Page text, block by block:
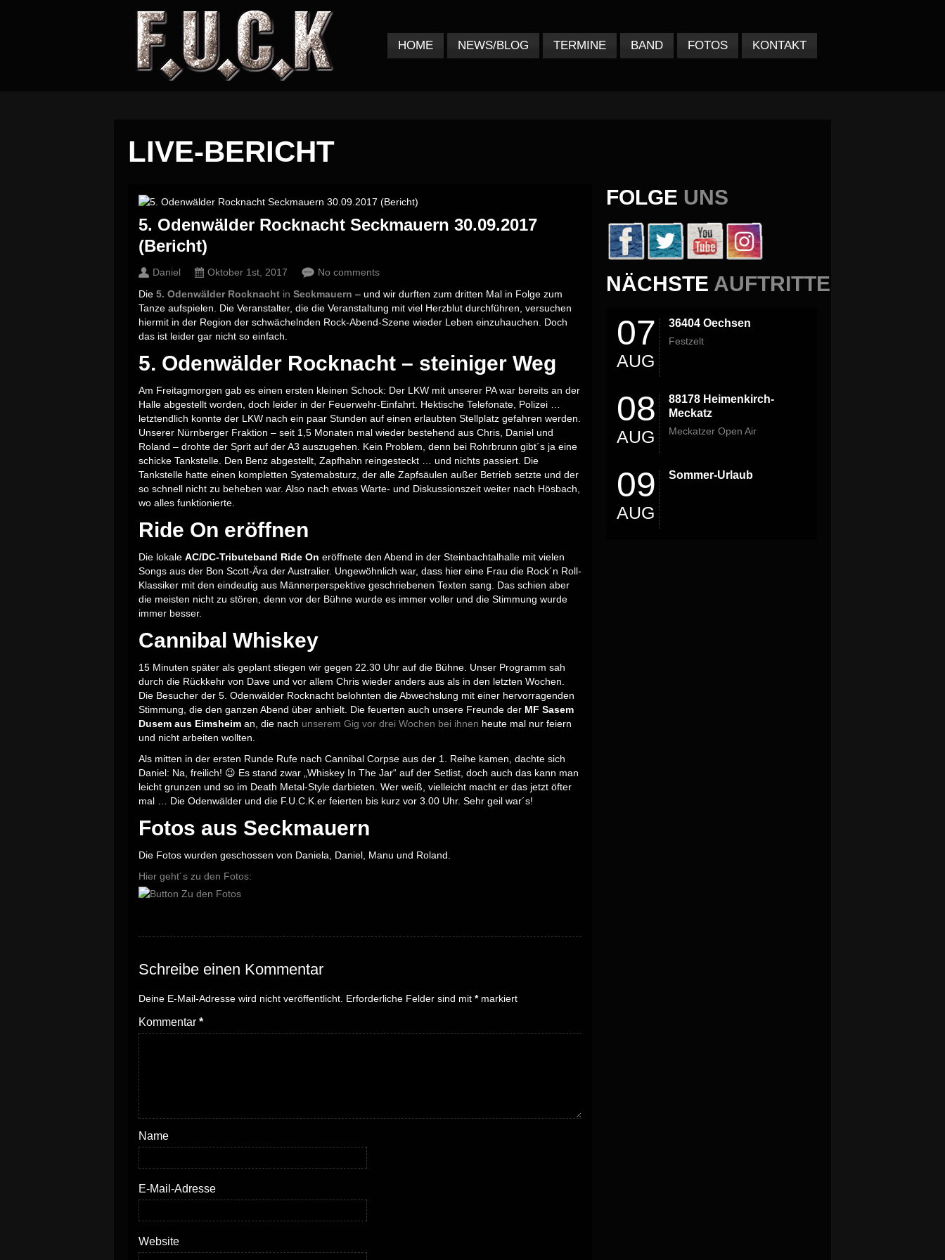
HOME NEWS/BLOG TERMINE BAND FOTOS KONTAKT
LIVE-BERICHT
FOLGE UNS
NÄCHSTE AUFTRITTE
07
AUG
36404 Oechsen
Festzelt
08
AUG
88178 Heimenkirch-
Meckatz
Meckatzer Open Air
09
AUG
Sommer-Urlaub
5. Odenwälder Rocknacht Seckmauern 30.09.2017
(Bericht)
Daniel Oktober 1st, 2017
No comments
Die 5. Odenwälder Rocknacht in Seckmauern – und wir durften zum dritten Mal in Folge zum
Tanze aufspielen. Die Veranstalter, die die Veranstaltung mit viel Herzblut durchführen, versuchen
hiermit in der Region der schwächelnden Rock-Abend-Szene wieder Leben einzuhauchen. Doch
das ist leider gar nicht so einfach.
5. Odenwälder Rocknacht – steiniger Weg
Am Freitagmorgen gab es einen ersten kleinen Schock: Der LKW mit unserer PA war bereits an der
Halle abgestellt worden, doch leider in der Feuerwehr-Einfahrt. Hektische Telefonate, Polizei …
letztendlich konnte der LKW nach ein paar Stunden auf einen erlaubten Stellplatz gefahren werden.
Unserer Nürnberger Fraktion – seit 1,5 Monaten mal wieder bestehend aus Chris, Daniel und
Roland – drohte der Sprit auf der A3 auszugehen. Kein Problem, denn bei Rohrbrunn gibt´s ja eine
schicke Tankstelle. Den Benz abgestellt, Zapfhahn reingesteckt … und nichts passiert. Die
Tankstelle hatte einen kompletten Systemabsturz, der alle Zapfsäulen außer Betrieb setzte und der
so schnell nicht zu beheben war. Also nach etwas Warte- und Diskussionszeit weiter nach Hösbach,
wo alles funktionierte.
Ride On eröffnen
Die lokale AC/DC-Tributeband Ride On eröffnete den Abend in der Steinbachtalhalle mit vielen
Songs aus der Bon Scott-Ära der Australier. Ungewöhnlich war, dass hier eine Frau die Rock´n Roll-
Klassiker mit den eindeutig aus Männerperspektive geschriebenen Texten sang. Das schien aber
die meisten nicht zu stören, denn vor der Bühne wurde es immer voller und die Stimmung wurde
immer besser.
Cannibal Whiskey
15 Minuten später als geplant stiegen wir gegen 22.30 Uhr auf die Bühne. Unser Programm sah
durch die Rückkehr von Dave und vor allem Chris wieder anders aus als in den letzten Wochen.
Die Besucher der 5. Odenwälder Rocknacht belohnten die Abwechslung mit einer hervorragenden
Stimmung, die den ganzen Abend über anhielt. Die feuerten auch unsere Freunde der MF Sasem
Dusem aus Eimsheim an, die nach unserem Gig vor drei Wochen bei ihnen heute mal nur feiern
und nicht arbeiten wollten.
Als mitten in der ersten Runde Rufe nach Cannibal Corpse aus der 1. Reihe kamen, dachte sich
Daniel: Na, freilich! 😉 Es stand zwar „Whiskey In The Jar“ auf der Setlist, doch auch das kann man
leicht grunzen und so im Death Metal-Style darbieten. Wer weiß, vielleicht macht er das jetzt öfter
mal … Die Odenwälder und die F.U.C.K.er feierten bis kurz vor 3.00 Uhr. Sehr geil war´s!
Fotos aus Seckmauern
Die Fotos wurden geschossen von Daniela, Daniel, Manu und Roland.
Hier geht´s zu den Fotos:
Schreibe einen Kommentar
Deine E-Mail-Adresse wird nicht veröffentlicht. Erforderliche Felder sind mit *markiert
Kommentar *
Name
E-Mail-Adresse
Website